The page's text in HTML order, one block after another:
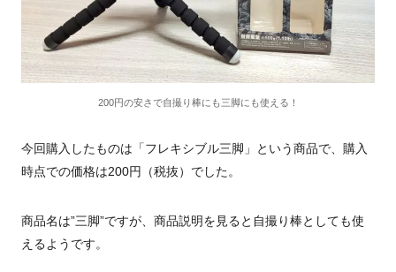
200円の安さで自撮り棒にも三脚にも使える！
今回購入したものは「フレキシブル三脚」という商品で、購入
時点での価格は200円（税抜）でした。
商品名は”三脚”ですが、商品説明を見ると自撮り棒としても使
えるようです。